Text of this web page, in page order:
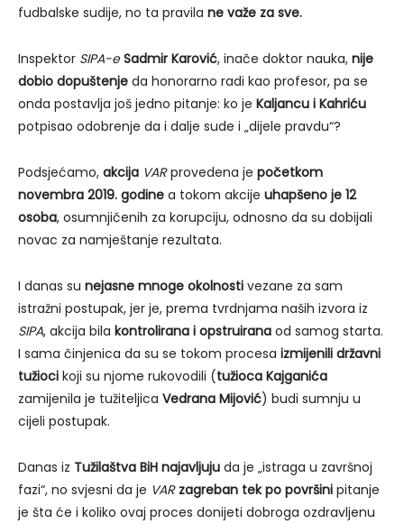
fudbalske sudije, no ta pravila ne važe za sve.
Inspektor SIPA-e Sadmir Karović, inače doktor nauka, nije
dobio dopuštenje da honorarno radi kao profesor, pa se
onda postavlja još jedno pitanje: ko je Kaljancu i Kahriću
potpisao odobrenje da i dalje sude i „dijele pravdu“?
Podsjećamo, akcija VARprovedena je početkom
novembra 2019. godine a tokom akcije uhapšeno je 12
osoba, osumnjičenih za korupciju, odnosno da su dobijali
novac za namještanje rezultata.
I danas su nejasne mnoge okolnosti vezane za sam
istražni postupak, jer je, prema tvrdnjama naših izvora iz
SIPA, akcija bila kontrolirana i opstruirana od samog starta.
I sama činjenica da su se tokom procesa izmijenili državni
tužioci koji su njome rukovodili (tužioca Kajganića
zamijenila je tužiteljica Vedrana Mijović) budi sumnju u
cijeli postupak.
Danas iz Tužilaštva BiH najavljuju da je „istraga u završnoj
fazi“, no svjesni da je VAR zagreban tek po površini pitanje
je šta će i koliko ovaj proces donijeti dobroga ozdravljenu